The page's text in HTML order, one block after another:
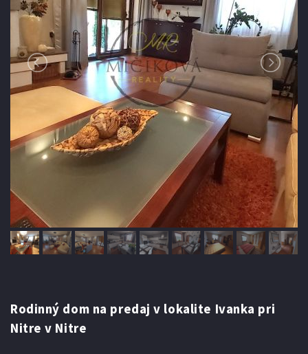
Rodinný dom na predaj v lokalite Ivanka pri
Nitre v Nitre